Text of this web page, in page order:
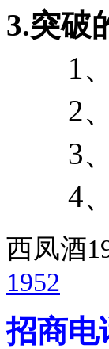
3.突破
1、
2、
3、
4、
西凤酒
1952
招商电